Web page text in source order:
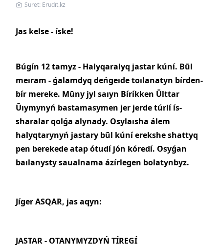
Suret: Erudıt.kz
Jas kelse - íske!
Búgín 12 tamyz - Halyqaralyq jastar kúní. Būl
meıram - ǵalamdyq deńgeıde toılanatyn bírden-
bír mereke. Mūny jyl saıyn Bíríkken Ūlttar
Ūıymynyń bastamasymen jer jerde túrlí ís-
sharalar qolǵa alynady. Osylaısha álem
halyqtarynyń jastary būl kúní erekshe shattyq
pen berekede atap ótudí jón kóredí. Osyǵan
baılanysty saualnama ázírlegen bolatynbyz.
Jíger ASQAR, jas aqyn:
JASTAR - OTANYMYZDYŃ TÍREGÍ